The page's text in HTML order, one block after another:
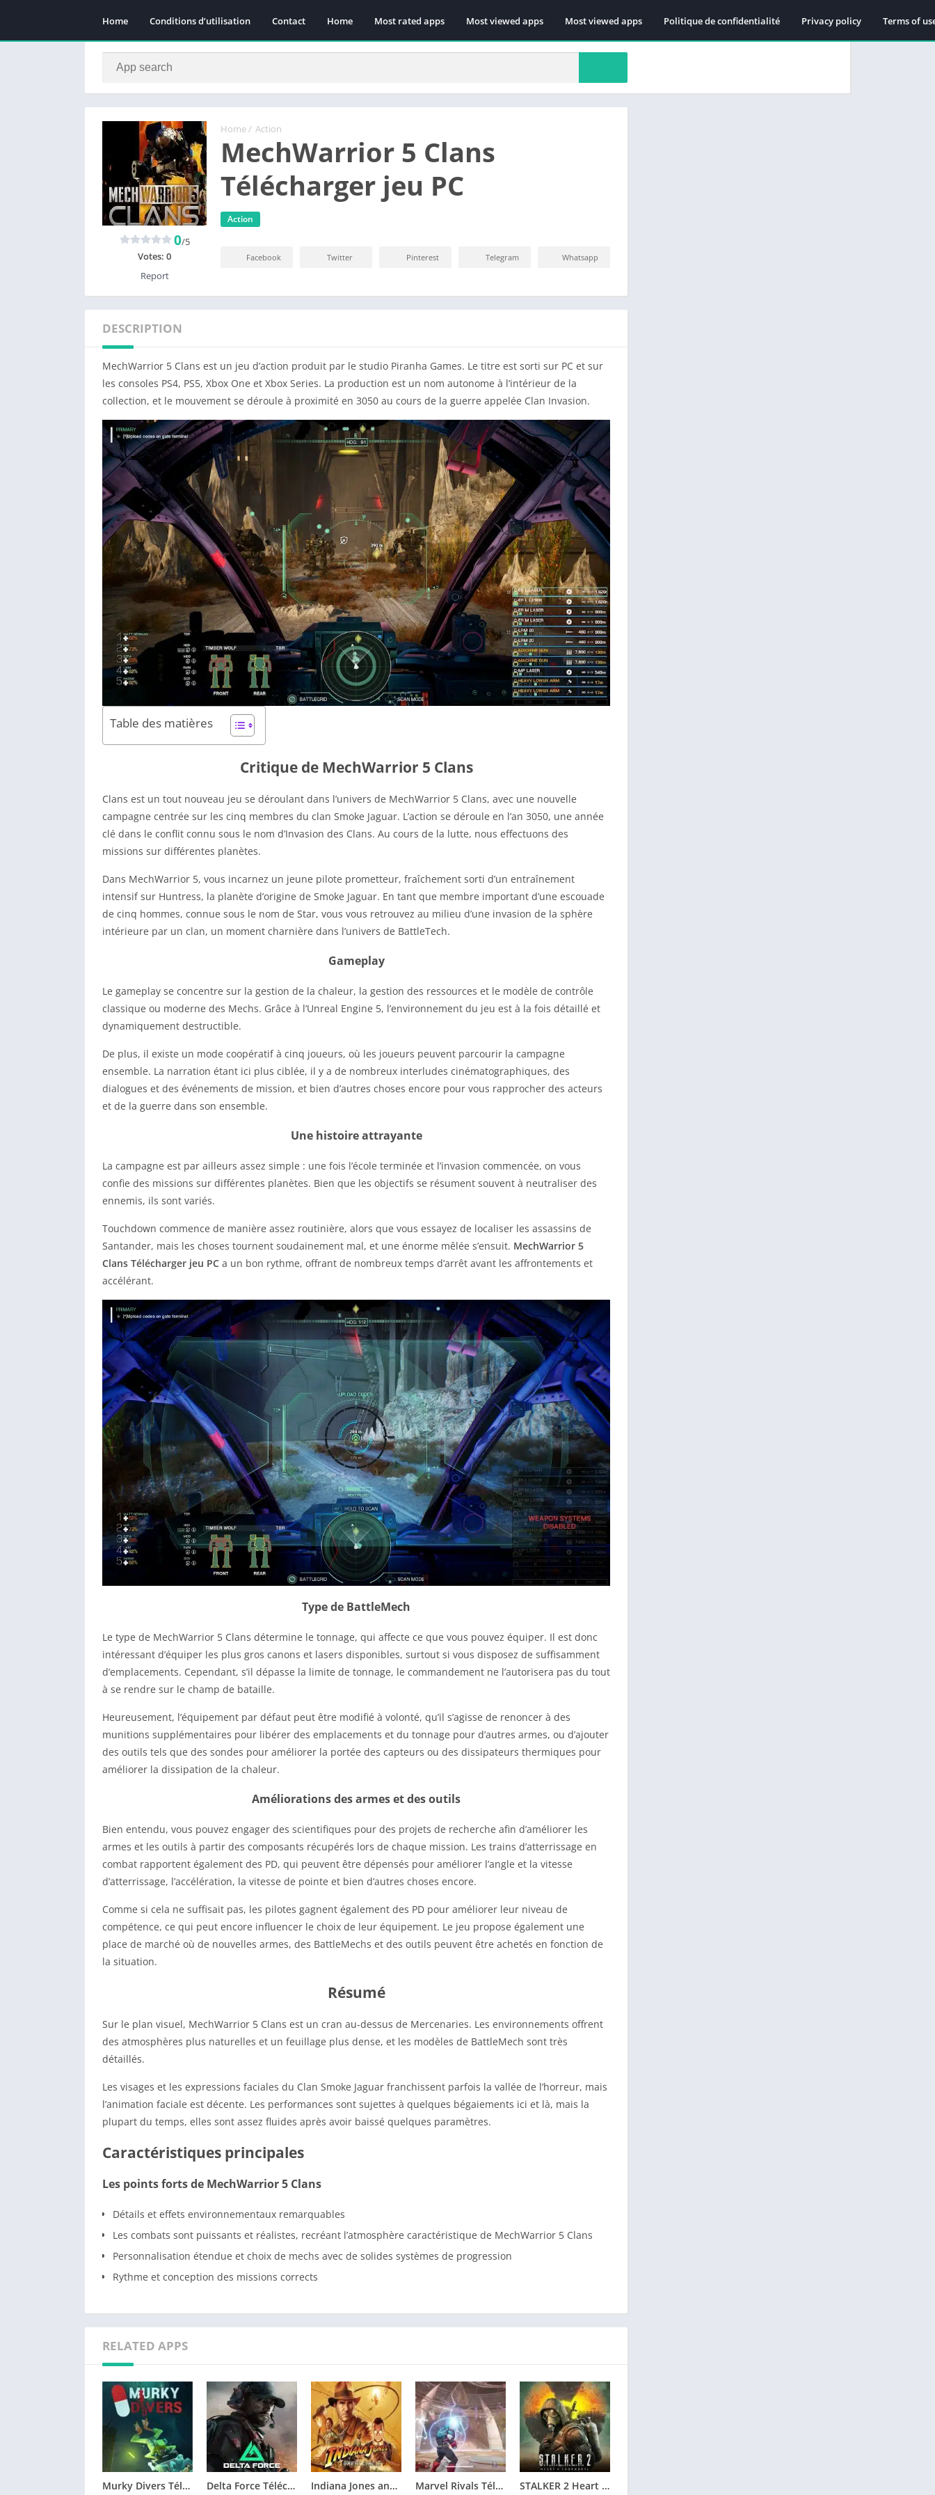
Home Conditions d’utilisation Contact Home Most rated apps Most viewed apps Most viewed apps Politique de confidentialité Privacy policy Terms of
Home / Action
MechWarrior 5 Clans
Télécharger jeu PC
Action
0/5
Votes: 0
Report
Facebook Twitter Pinterest Telegram Whatsapp
DESCRIPTION
MechWarrior 5 Clans est un jeu d’action produit par le studio Piranha Games. Le titre est sorti sur PC et sur
les consoles PS4, PS5, Xbox One et Xbox Series. La production est un nom autonome à l’intérieur de la
collection, et le mouvement se déroule à proximité en 3050 au cours de la guerre appelée Clan Invasion.
Table des matières
Critique de MechWarrior 5 Clans
Clans est un tout nouveau jeu se déroulant dans l’univers de MechWarrior 5 Clans, avec une nouvelle
campagne centrée sur les cinq membres du clan Smoke Jaguar. L’action se déroule en l’an 3050, une année
clé dans le conflit connu sous le nom d’Invasion des Clans. Au cours de la lutte, nous effectuons des
missions sur différentes planètes.
Dans MechWarrior 5, vous incarnez un jeune pilote prometteur, fraîchement sorti d’un entraînement
intensif sur Huntress, la planète d’origine de Smoke Jaguar. En tant que membre important d’une escouade
de cinq hommes, connue sous le nom de Star, vous vous retrouvez au milieu d’une invasion de la sphère
intérieure par un clan, un moment charnière dans l’univers de BattleTech.
Gameplay
Le gameplay se concentre sur la gestion de la chaleur, la gestion des ressources et le modèle de contrôle
classique ou moderne des Mechs. Grâce à l’Unreal Engine 5, l’environnement du jeu est à la fois détaillé et
dynamiquement destructible.
De plus, il existe un mode coopératif à cinq joueurs, où les joueurs peuvent parcourir la campagne
ensemble. La narration étant ici plus ciblée, il y a de nombreux interludes cinématographiques, des
dialogues et des événements de mission, et bien d’autres choses encore pour vous rapprocher des acteurs
et de la guerre dans son ensemble.
Une histoire attrayante
La campagne est par ailleurs assez simple : une fois l’école terminée et l’invasion commencée, on vous
confie des missions sur différentes planètes. Bien que les objectifs se résument souvent à neutraliser des
ennemis, ils sont variés.
Touchdown commence de manière assez routinière, alors que vous essayez de localiser les assassins de
Santander, mais les choses tournent soudainement mal, et une énorme mêlée s’ensuit. MechWarrior 5
Clans Télécharger jeu PC a un bon rythme, offrant de nombreux temps d’arrêt avant les affrontements et
accélérant.
Type de BattleMech
Le type de MechWarrior 5 Clans détermine le tonnage, qui affecte ce que vous pouvez équiper. Il est donc
intéressant d’équiper les plus gros canons et lasers disponibles, surtout si vous disposez de suffisamment
d’emplacements. Cependant, s’il dépasse la limite de tonnage, le commandement ne l’autorisera pas du tout
à se rendre sur le champ de bataille.
Heureusement, l’équipement par défaut peut être modifié à volonté, qu’il s’agisse de renoncer à des
munitions supplémentaires pour libérer des emplacements et du tonnage pour d’autres armes, ou d’ajouter
des outils tels que des sondes pour améliorer la portée des capteurs ou des dissipateurs thermiques pour
améliorer la dissipation de la chaleur.
Améliorations des armes et des outils
Bien entendu, vous pouvez engager des scientifiques pour des projets de recherche afin d’améliorer les
armes et les outils à partir des composants récupérés lors de chaque mission. Les trains d’atterrissage en
combat rapportent également des PD, qui peuvent être dépensés pour améliorer l’angle et la vitesse
d’atterrissage, l’accélération, la vitesse de pointe et bien d’autres choses encore.
Comme si cela ne suffisait pas, les pilotes gagnent également des PD pour améliorer leur niveau de
compétence, ce qui peut encore influencer le choix de leur équipement. Le jeu propose également une
place de marché où de nouvelles armes, des BattleMechs et des outils peuvent être achetés en fonction de
la situation.
Résumé
Sur le plan visuel, MechWarrior 5 Clans est un cran au-dessus de Mercenaries. Les environnements offrent
des atmosphères plus naturelles et un feuillage plus dense, et les modèles de BattleMech sont très
détaillés.
Les visages et les expressions faciales du Clan Smoke Jaguar franchissent parfois la vallée de l’horreur, mais
l’animation faciale est décente. Les performances sont sujettes à quelques bégaiements ici et là, mais la
plupart du temps, elles sont assez fluides après avoir baissé quelques paramètres.
Caractéristiques principales
Les points forts de MechWarrior 5 Clans
Détails et effets environnementaux remarquables
Les combats sont puissants et réalistes, recréant l’atmosphère caractéristique de MechWarrior 5 Clans
Personnalisation étendue et choix de mechs avec de solides systèmes de progression
Rythme et conception des missions corrects
RELATED APPS
Murky Divers Télécharger jeu PC Delta Force Télécharger jeu PC Indiana Jones and the Great Circle Télécharger jeu PC Marvel Rivals Télécharger jeu PC STALKER 2 Heart of Chornobyl Télécharger jeu PC